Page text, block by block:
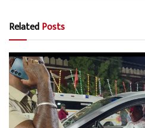
RelatedPosts